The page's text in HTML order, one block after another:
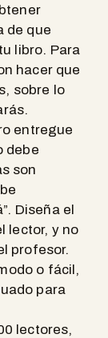
de que
libro. Para
hacer que
sobre lo
entregue
debe
son
Diseña el
lector, y no
profesor.
o fácil,
para
lectores,